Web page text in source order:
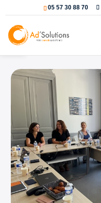
Ouvrir la barre d’outils
05 57 30 88 70